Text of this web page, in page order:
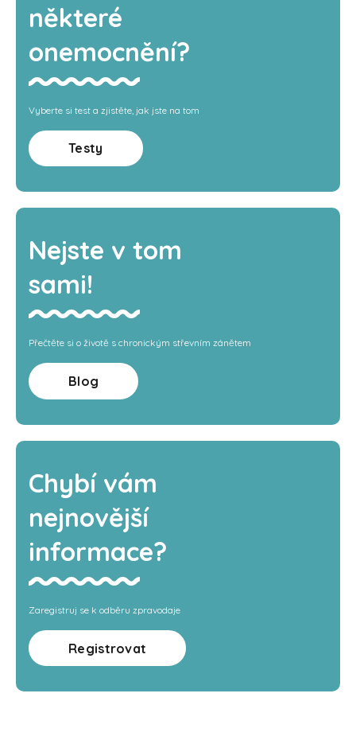
některé
onemocnění?
Vyberte si test a zjistěte, jak jste na tom
Testy
Nejste v tom
sami!
Přečtěte si o životě s chronickým střevním zánětem
Blog
Chybí vám
nejnovější
informace?
Zaregistruj se k odběru zpravodaje
Registrovat